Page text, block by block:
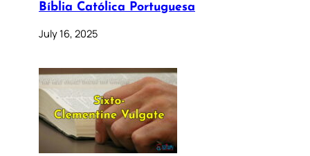
Bíblia Católica Portuguesa
July 16, 2025